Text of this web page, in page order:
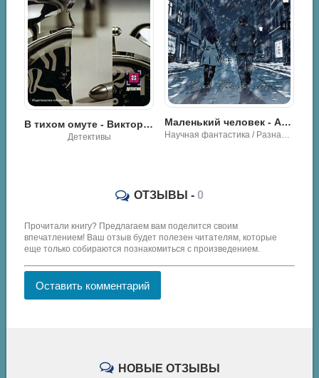
В тихом омуте - Виктория Платова
Детективы
Маленький человек - Андрей Сергеевич Манохин
Научная фантастика / Разная литература
ОТЗЫВЫ - 0
Прочитали книгу? Предлагаем вам поделится своим
впечатлением! Ваш отзыв будет полезен читателям, которые
еще только собираются познакомиться с произведением.
Оставить комментарий
НОВЫЕ ОТЗЫВЫ